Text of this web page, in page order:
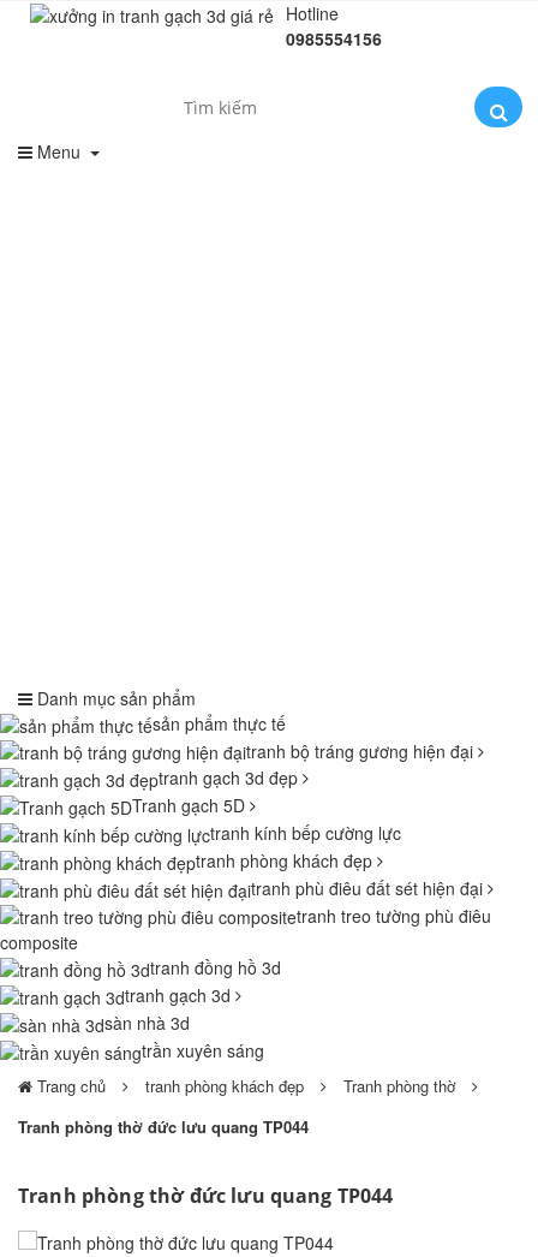
Hotline
0985554156
Menu
Danh mục sản phẩm
sản phẩm thực tế
tranh bộ tráng gương hiện đại
tranh gạch 3d đẹp
Tranh gạch 5D
tranh kính bếp cường lực
tranh phòng khách đẹp
tranh phù điêu đất sét hiện đại
tranh treo tường phù điêu
composite
tranh đồng hồ 3d
tranh gạch 3d
sàn nhà 3d
trần xuyên sáng
Trang chủ tranh phòng khách đẹp
Tranh phòng thờ
Tranh phòng thờ đức lưu quang TP044
Tranh phòng thờ đức lưu quang TP044